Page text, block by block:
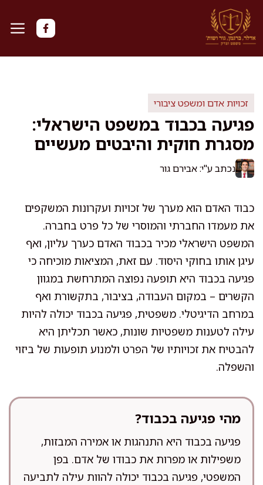
לדלג
לתוכן
זכויות אדם ומשפט ציבורי
פגיעה בכבוד במשפט הישראלי:
מסגרת חוקית והיבטים מעשיים
נכתב ע"י: אבירם גור
כבוד האדם הוא מערך של זכויות ועקרונות המשקפים
את מעמדו החברתי והמוסרי של כל פרט בחברה.
המשפט הישראלי מכיר בכבוד האדם כערך עליון, ואף
עיגן אותו בחוקי היסוד. עם זאת, המציאות מוכיחה כי
פגיעה בכבוד היא תופעה נפוצה המתרחשת במגוון
הקשרים – במקום העבודה, בציבור, בתקשורת ואף
במרחב הדיגיטלי. משפטית, פגיעה בכבוד יכולה להיות
עילה לטענות משפטיות שונות, כאשר תכליתן היא
להבטיח את זכויותיו של הפרט ולמנוע תופעות של ביזוי
והשפלה.
מהי פגיעה בכבוד?
פגיעה בכבוד היא התנהגות או אמירה המבזות,
משפילות או מפרות את כבודו של אדם. בפן
המשפטי, פגיעה בכבוד יכולה להוות עילה לתביעה